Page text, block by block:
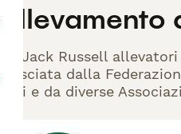
Gli Jack Russell
dalla
e da diverse